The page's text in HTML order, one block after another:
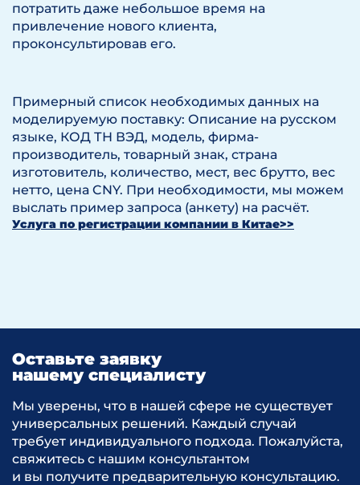
потратить даже небольшое время на
привлечение нового клиента,
проконсультировав его.
Примерный список необходимых данных на
моделируемую поставку: Описание на русском
языке, КОД ТН ВЭД, модель, фирма-
производитель, товарный знак, страна
изготовитель, количество, мест, вес брутто, вес
нетто, цена CNY. При необходимости, мы можем
выслать пример запроса (анкету) на расчёт.
Услуга по регистрации компании в Китае>>
Оставьте заявку
нашему специалисту
Мы уверены, что в нашей сфере не существует
универсальных решений. Каждый случай
требует индивидуального подхода. Пожалуйста,
свяжитесь с нашим консультантом
и вы получите предварительную консультацию.